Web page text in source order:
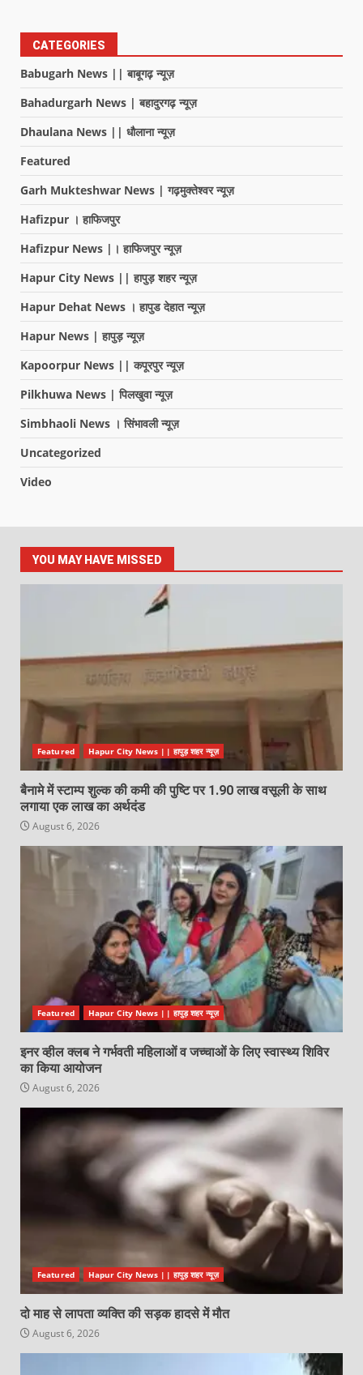
CATEGORIES
Babugarh News || बाबूगढ़ न्यूज़
Bahadurgarh News | बहादुरगढ़ न्यूज़
Dhaulana News || धौलाना न्यूज़
Featured
Garh Mukteshwar News | गढ़मुक्तेश्वर न्यूज़
Hafizpur । हाफिजपुर
Hafizpur News |। हाफिजपुर न्यूज़
Hapur City News || हापुड़ शहर न्यूज़
Hapur Dehat News । हापुड देहात न्यूज़
Hapur News | हापुड़ न्यूज़
Kapoorpur News || कपूरपुर न्यूज़
Pilkhuwa News | पिलखुवा न्यूज़
Simbhaoli News । सिंभावली न्यूज़
Uncategorized
Video
YOU MAY HAVE MISSED
Featured Hapur City News || हापुड़ शहर न्यूज़
बैनामे में स्टाम्प शुल्क की कमी की पुष्टि पर 1.90 लाख वसूली के साथ
लगाया एक लाख का अर्थदंड
August 6, 2026
Featured Hapur City News || हापुड़ शहर न्यूज़
इनर व्हील क्लब ने गर्भवती महिलाओं व जच्चाओं के लिए स्वास्थ्य शिविर
का किया आयोजन
August 6, 2026
Featured Hapur City News || हापुड़ शहर न्यूज़
दो माह से लापता व्यक्ति की सड़क हादसे में मौत
August 6, 2026